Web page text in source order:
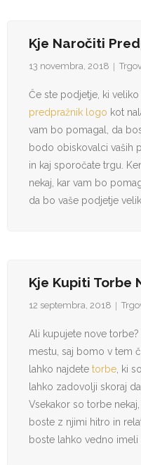
Kje Naročiti
13 novembra, 2018
Če ste podjetje, ki
predpražnik logo kot
vam bo pomagal, da
bodo obiskovalci vaših
in kaj sporočate trgu.
nekaj, kar vam bo
da bo vaše podjetje
Kje Kupiti Torbe
12 septembra, 2018
Ali kupujete nove
mestu, saj bomo v tem
lahko najdete torbe , ki
lahko zadovolji skoraj
Vsekakor so torbe
boste z njimi hitro in
boste lahko vedno imeli